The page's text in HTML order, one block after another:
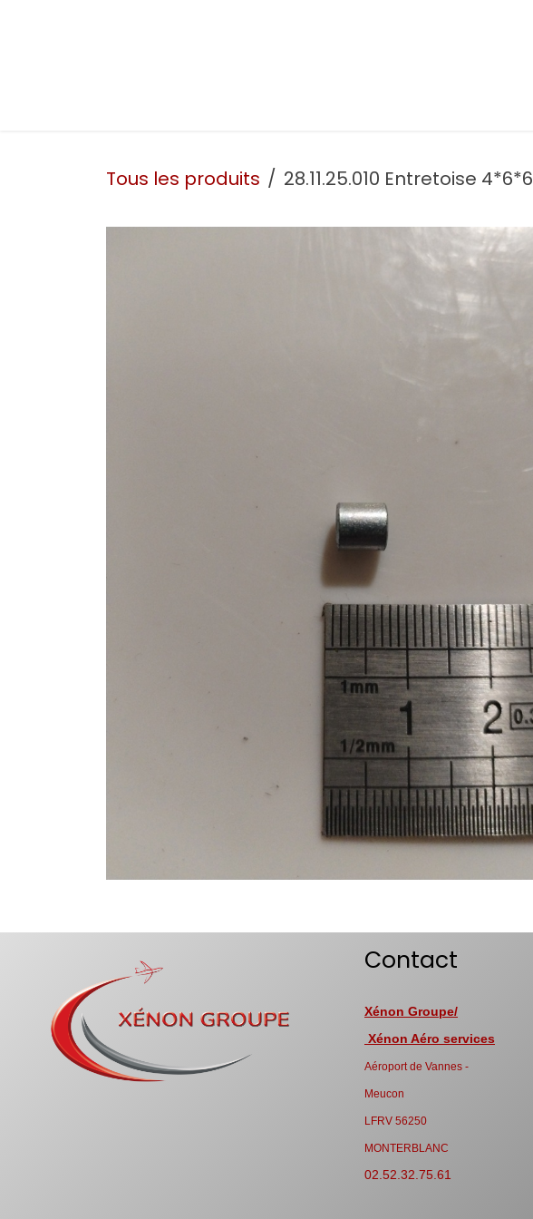
Tous les produits 28.11.25.010 Entretoise 4*6*6
Contact
Xénon Groupe/
Xénon Aéro services
Aéroport de Vannes -
Meucon
LFRV 56250
MONTERBLANC
02.52.32.75.61